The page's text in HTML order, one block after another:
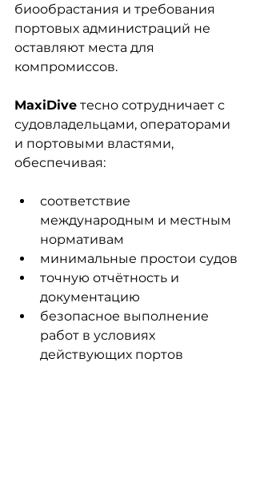
биообрастания и требования
портовых администраций не
оставляют места для
компромиссов.
MaxiDive тесно сотрудничает с
судовладельцами, операторами
и портовыми властями,
обеспечивая:
соответствие
международным и местным
нормативам
минимальные простои судов
точную отчётность и
документацию
безопасное выполнение
работ в условиях
действующих портов